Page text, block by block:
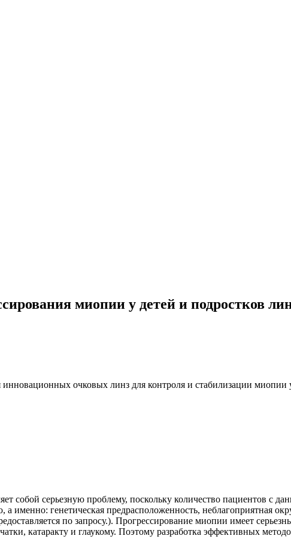
миопии у детей и подростков
инновационных очковых линз для контроля и стабилизации
собой серьезную проблему, поскольку количество пациентов с
именно: генетическая предрасположенность, неблагоприятная
по запросу.). Прогрессирование миопии имеет
катаракту и глаукому. Поэтому разработка эффективных